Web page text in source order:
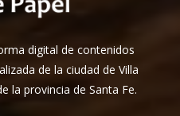
digital de contenidos
de la ciudad de Villa
la provincia de Santa Fe.